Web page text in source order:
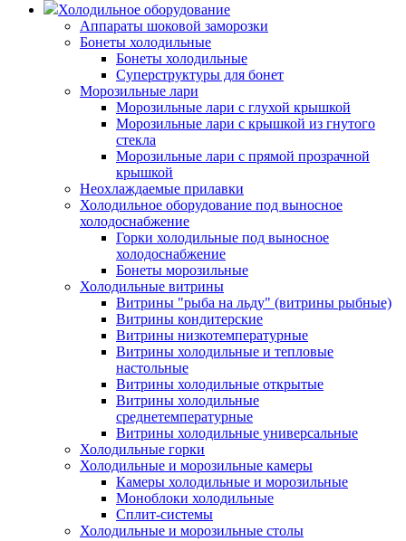
Холодильное оборудование
Аппараты шоковой заморозки
Бонеты холодильные
Бонеты холодильные
Суперструктуры для бонет
Морозильные лари
Морозильные лари с глухой крышкой
Морозильные лари с крышкой из гнутого
стекла
Морозильные лари с прямой прозрачной
крышкой
Неохлаждаемые прилавки
Холодильное оборудование под выносное
холодоснабжение
Горки холодильные под выносное
холодоснабжение
Бонеты морозильные
Холодильные витрины
Витрины "рыба на льду" (витрины рыбные)
Витрины кондитерские
Витрины низкотемпературные
Витрины холодильные и тепловые
настольные
Витрины холодильные открытые
Витрины холодильные
среднетемпературные
Витрины холодильные универсальные
Холодильные горки
Холодильные и морозильные камеры
Камеры холодильные и морозильные
Моноблоки холодильные
Сплит-системы
Холодильные и морозильные столы